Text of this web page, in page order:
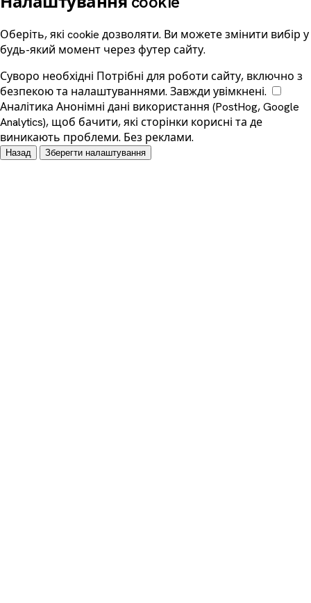
Оберіть, які cookie дозволяти. Ви можете змінити вибір у
будь-який момент через футер сайту.
Суворо необхідні Потрібні для роботи сайту, включно з
безпекою та налаштуваннями. Завжди увімкнені.
Аналітика Анонімні дані використання (PostHog, Google
Analytics), щоб бачити, які сторінки корисні та де
виникають проблеми. Без реклами.
Назад Зберегти налаштування